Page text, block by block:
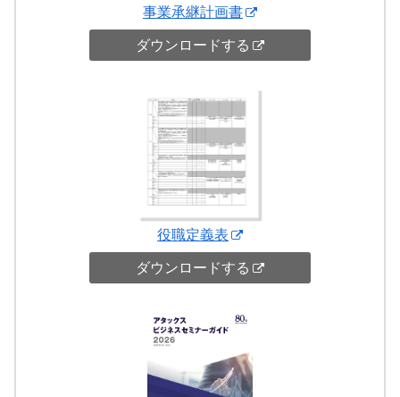
事業承継計画書
ダウンロードする
役職定義表
ダウンロードする